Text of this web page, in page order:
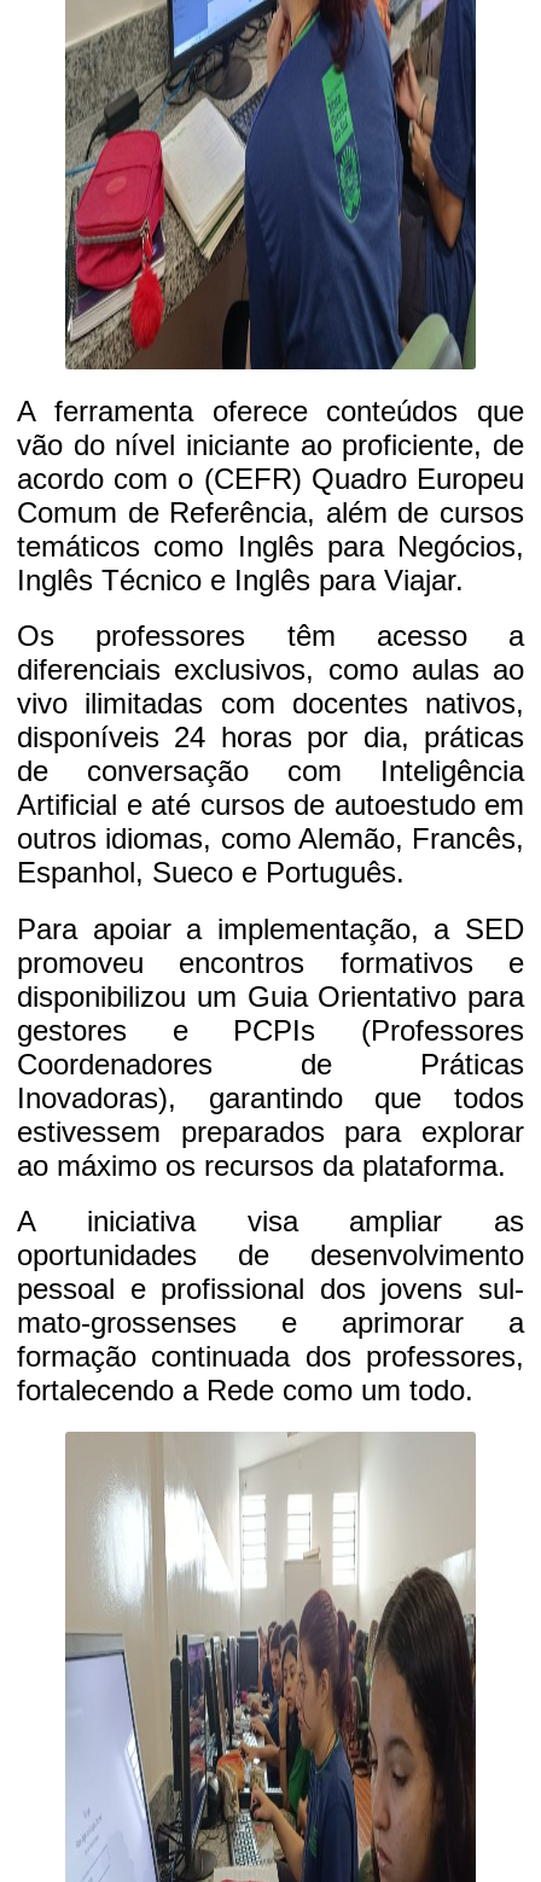
A ferramenta oferece conteúdos que
vão do nível iniciante ao proficiente, de
acordo com o (CEFR) Quadro Europeu
Comum de Referência, além de cursos
temáticos como Inglês para Negócios,
Inglês Técnico e Inglês para Viajar.
Os professores têm acesso a
diferenciais exclusivos, como aulas ao
vivo ilimitadas com docentes nativos,
disponíveis 24 horas por dia, práticas
de conversação com Inteligência
Artificial e até cursos de autoestudo em
outros idiomas, como Alemão, Francês,
Espanhol, Sueco e Português.
Para apoiar a implementação, a SED
promoveu encontros formativos e
disponibilizou um Guia Orientativo para
gestores e PCPIs (Professores
Coordenadores de Práticas
Inovadoras), garantindo que todos
estivessem preparados para explorar
ao máximo os recursos da plataforma.
A iniciativa visa ampliar as
oportunidades de desenvolvimento
pessoal e profissional dos jovens sul-
mato-grossenses e aprimorar a
formação continuada dos professores,
fortalecendo a Rede como um todo.